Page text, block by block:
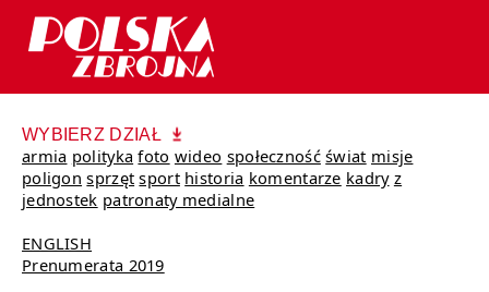
WYBIERZ DZIAŁ
armia polityka foto wideo społeczność świat misje
poligon sprzęt sport historia komentarze kadry z
jednostek patronaty medialne
ENGLISH
Prenumerata 2019